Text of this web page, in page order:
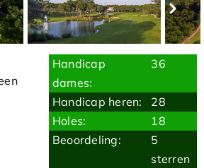
Handicap
dames:
36
Handicap heren:
28
Holes:
18
Beoordeling:
5
sterren